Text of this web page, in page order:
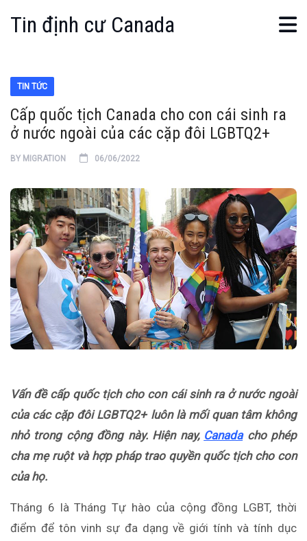
Tin định cư Canada
TIN TỨC
Cấp quốc tịch Canada cho con cái sinh ra
ở nước ngoài của các cặp đôi LGBTQ2+
BY MIGRATION 06/06/2022
Vấn đề cấp quốc tịch cho con cái sinh ra ở nước ngoài
của các cặp đôi LGBTQ2+ luôn là mối quan tâm không
nhỏ trong cộng đồng này. Hiện nay, Canadacho phép
cha mẹ ruột và hợp pháp trao quyền quốc tịch cho con
của họ.
Tháng 6 là Tháng Tự hào của cộng đồng LGBT, thời
điểm để tôn vinh sự đa dạng về giới tính và tính dục